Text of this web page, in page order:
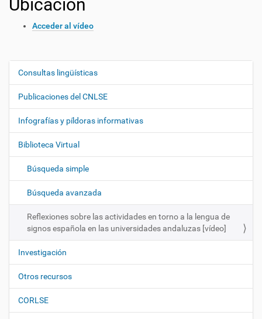
Ubicación
Acceder al vídeo
N
e
g
a
i
n
Consultas lingüísticas
Publicaciones del CNLSE
Infografías y píldoras informativas
Biblioteca Virtual
Búsqueda simple
Búsqueda avanzada
Reflexiones sobre las actividades en torno a la lengua de
signos española en las universidades andaluzas [vídeo]
Investigación
Otros recursos
CORLSE